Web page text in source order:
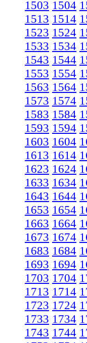
1503 1504
1513 1514
1523 1524
1533 1534
1543 1544
1553 1554
1563 1564
1573 1574
1583 1584
1593 1594
1603 1604
1613 1614
1623 1624
1633 1634
1643 1644
1653 1654
1663 1664
1673 1674
1683 1684
1693 1694
1703 1704
1713 1714
1723 1724
1733 1734
1743 1744